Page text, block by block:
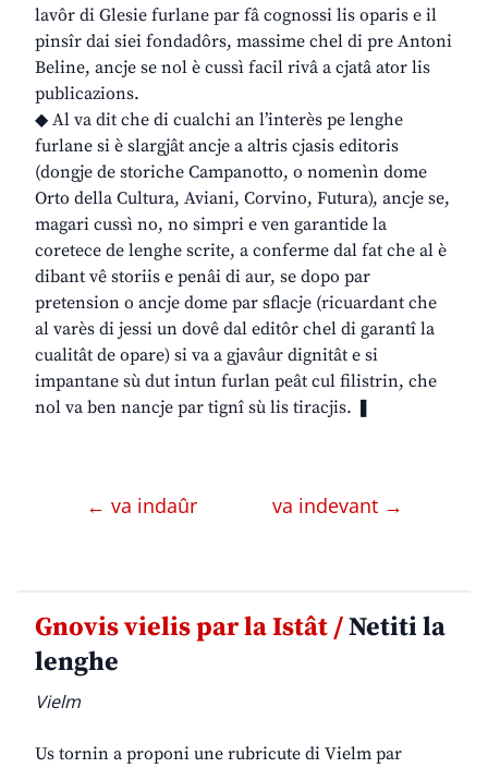
lavôr di Glesie furlane par fâ cognossi lis oparis e il
pinsîr dai siei fondadôrs, massime chel di pre Antoni
Beline, ancje se nol è cussì facil rivâ a cjatâ ator lis
publicazions.
◆ Al va dit che di cualchi an l’interès pe lenghe
furlane si è slargjât ancje a altris cjasis editoris
(dongje de storiche Campanotto, o nomenìn dome
Orto della Cultura, Aviani, Corvino, Futura), ancje se,
magari cussì no, no simpri e ven garantide la
coretece de lenghe scrite, a conferme dal fat che al è
dibant vê storiis e penâi di aur, se dopo par
pretension o ancje dome par sflacje (ricuardant che
al varès di jessi un dovê dal editôr chel di garantî la
cualitât de opare) si va a gjavâur dignitât e si
impantane sù dut intun furlan peât cul filistrin, che
nol va ben nancje par tignî sù lis tiracjis. ❚
← va indaûr va indevant →
Gnovis vielis par la Istât /Netiti la
lenghe
Vielm
Us tornin a proponi une rubricute di Vielm par